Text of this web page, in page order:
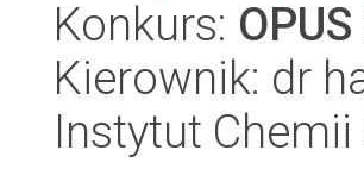
Konkurs:
Kierownik: dr
Instytut